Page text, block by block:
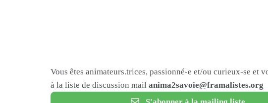
Vous êtes animateurs.trices, passionné-e et/ou curieux-se
à la liste de discussion mail anima2savoie@framalistes.org